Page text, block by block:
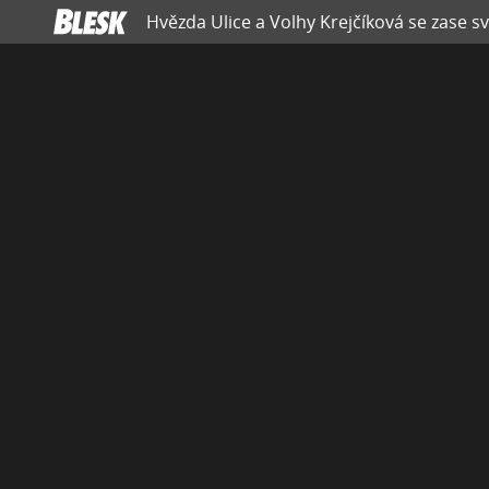
Hvězda Ulice a Volhy Krejčíková se zase